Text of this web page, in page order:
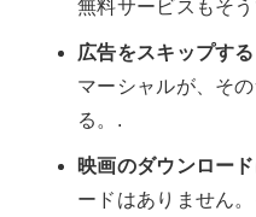
無料サービスもそ
広告をスキップす
マーシャルが、そ
る。.
映画のダウンロー
ードはありません